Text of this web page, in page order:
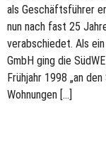
als Geschäftsführer
nun nach fast 25
verabschiedet. Als
GmbH ging die
Frühjahr 1998 „an
Wohnungen […]